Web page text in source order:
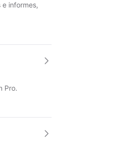
informes,
Pro.